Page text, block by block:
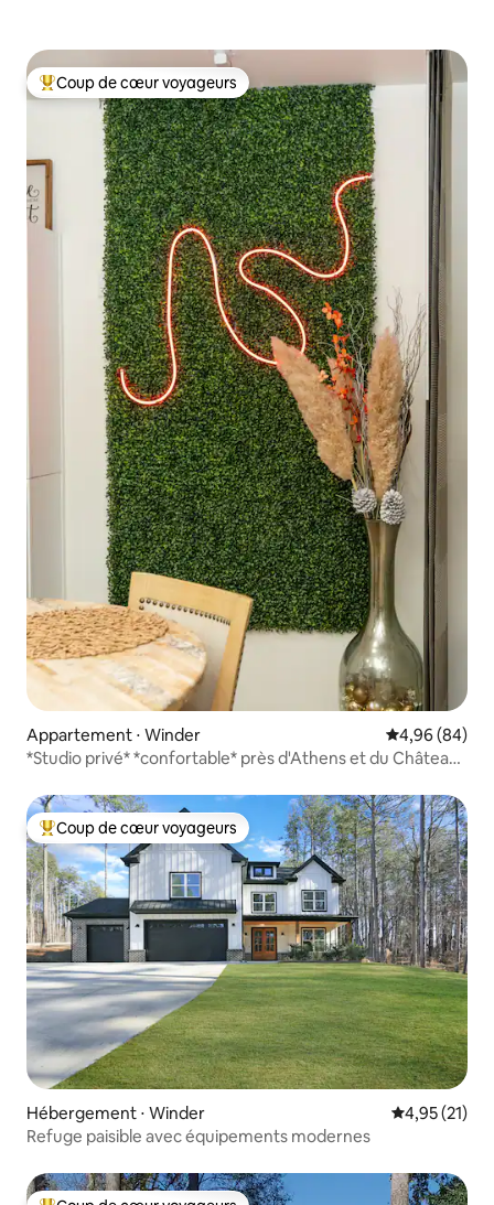
Coups de cœur voyageurs les plus appréciés
Coup de cœur voyageurs
Appartement ⋅ Winder Évaluation
4,96 (84)
*Studio privé* *confortable* près d'Athens et du Château
Coups de cœur voyageurs les plus appréciés
Coup de cœur voyageurs
Hébergement ⋅ Winder Évaluation
4,95 (21)
Refuge paisible avec équipements modernes